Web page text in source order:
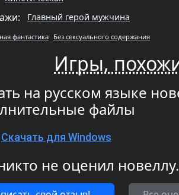
Главный герой мужчина
фантастика Без сексуального содержания
Игры,
на русском языке
файлы
Скачать для Windows
не оценил